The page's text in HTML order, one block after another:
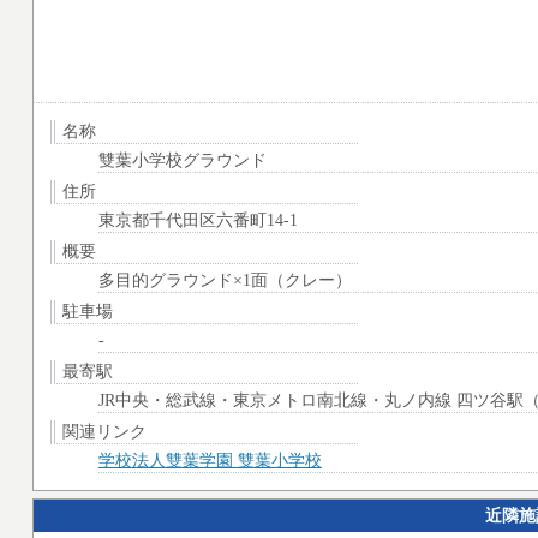
名称
雙葉小学校グラウンド
住所
東京都千代田区六番町14-1
概要
多目的グラウンド×1面（クレー）
駐車場
-
最寄駅
JR中央・総武線・東京メトロ南北線・丸ノ内線 四ツ谷駅（
関連リンク
学校法人雙葉学園 雙葉小学校
近隣